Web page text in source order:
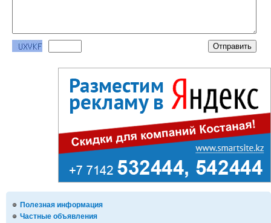
Полезная информация
Частные объявления